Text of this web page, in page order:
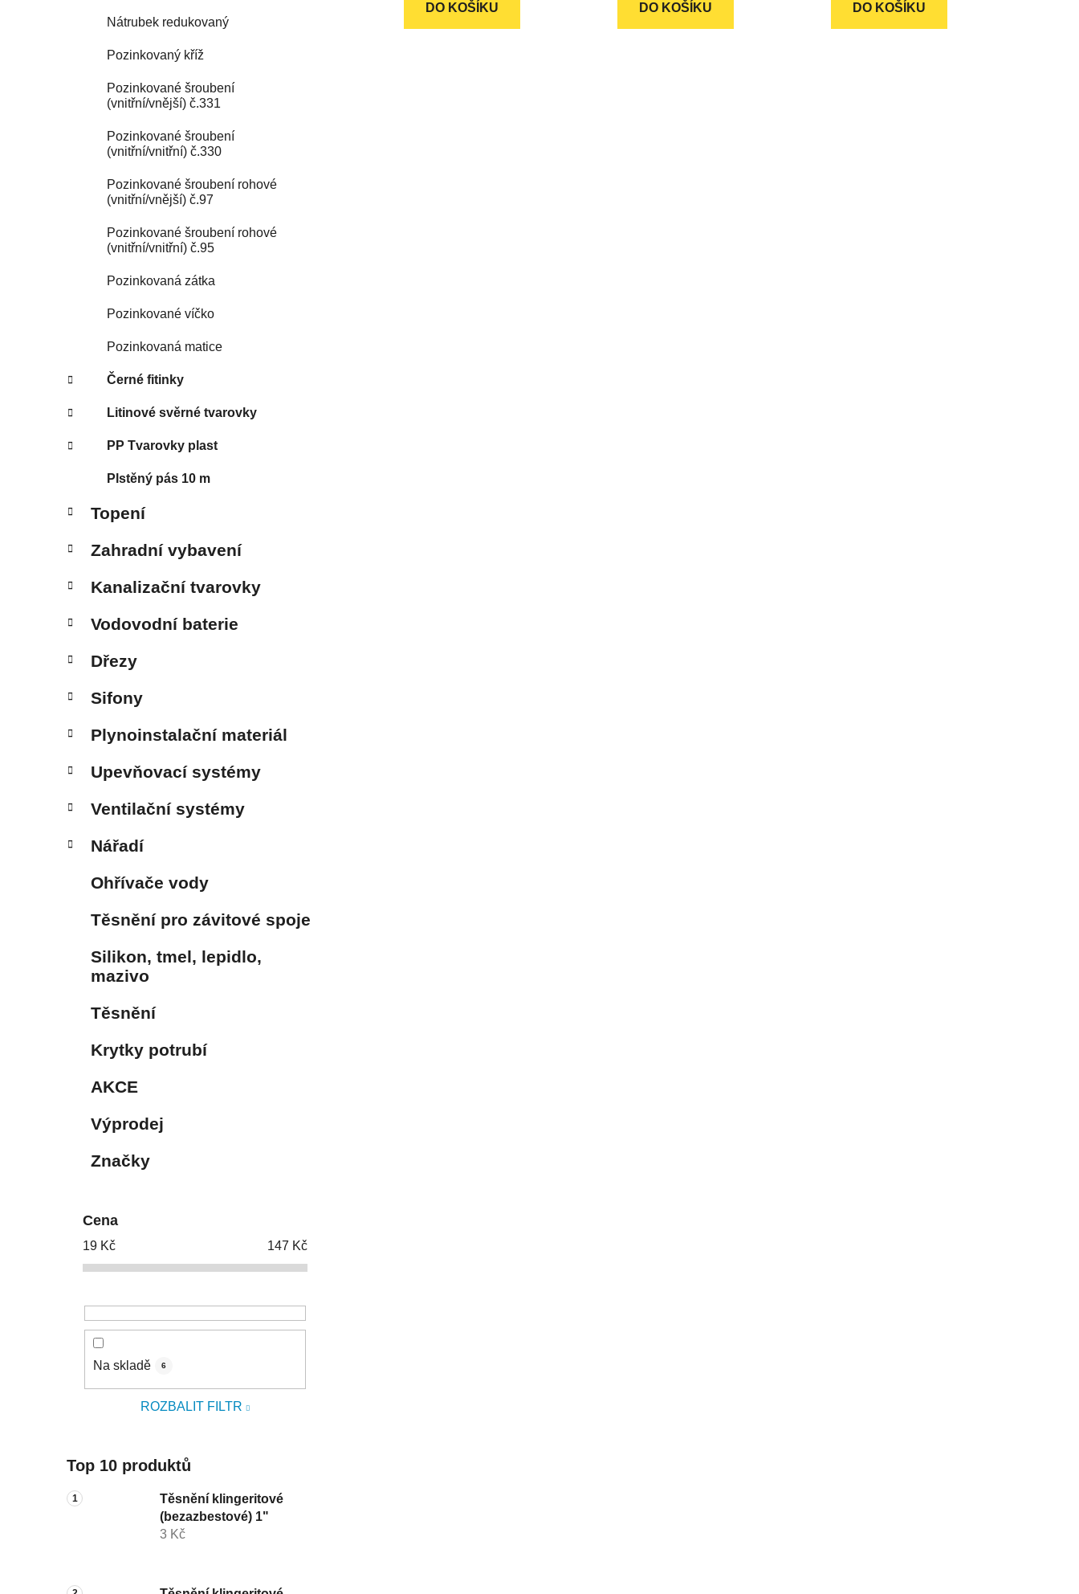
Nátrubek redukovaný
Pozinkovaný kříž
Pozinkované šroubení
(vnitřní/vnější) č.331
Pozinkované šroubení
(vnitřní/vnitřní) č.330
Pozinkované šroubení rohové
(vnitřní/vnější) č.97
Pozinkované šroubení rohové
(vnitřní/vnitřní) č.95
Pozinkovaná zátka
Pozinkované víčko
Pozinkovaná matice
Černé fitinky
Litinové svěrné tvarovky
PP Tvarovky plast
Plstěný pás 10 m
Topení
Zahradní vybavení
Kanalizační tvarovky
Vodovodní baterie
Dřezy
Sifony
Plynoinstalační materiál
Upevňovací systémy
Ventilační systémy
Nářadí
Ohřívače vody
Těsnění pro závitové spoje
Silikon, tmel, lepidlo,
mazivo
Těsnění
Krytky potrubí
AKCE
Výprodej
Značky
Cena
19 Kč 147 Kč
Na skladě 6
ROZBALIT FILTR
Top 10 produktů
Těsnění klingeritové
(bezazbestové) 1"
3 Kč
DO KOŠÍKU DO KOŠÍKU DO KOŠÍKU